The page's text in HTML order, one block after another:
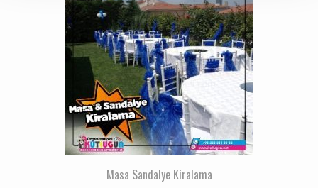
Masa Sandalye Kiralama